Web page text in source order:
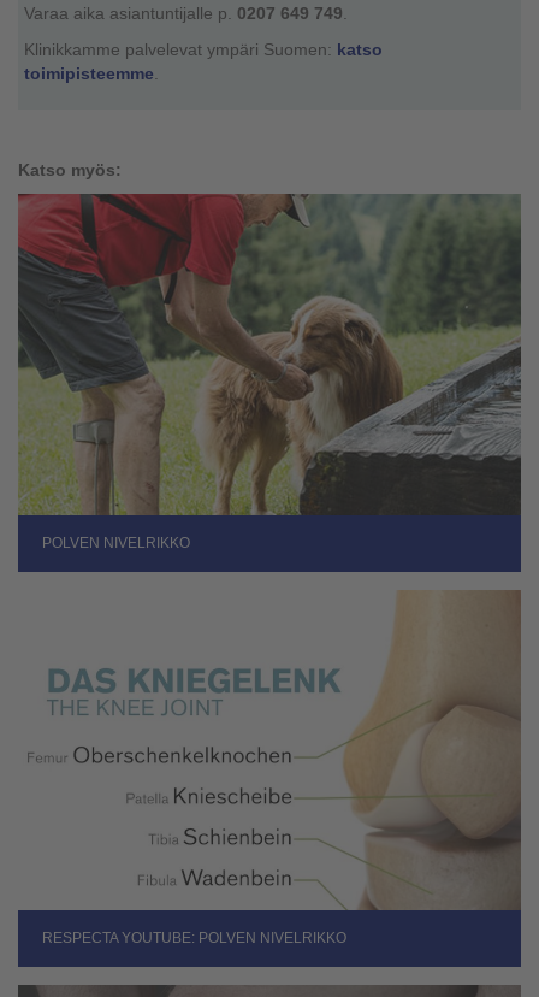
Varaa aika asiantuntijalle p. 0207 649 749
Klinikkamme palvelevat ympäri Suomen: katso
toimipisteemme
Katso myös:
POLVEN NIVELRIKKO
RESPECTA YOUTUBE: POLVEN NIVELRIKKO